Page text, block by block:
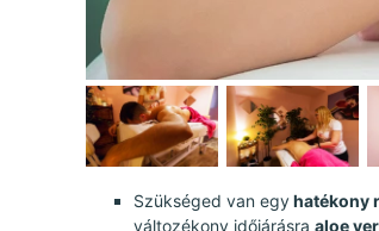
Szükséged van egyhatékony
változékony időjárásra aloe